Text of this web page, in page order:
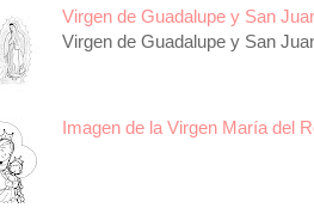
Virgen de Guadalupe y San
Virgen de Guadalupe y San
Imagen de la Virgen María del